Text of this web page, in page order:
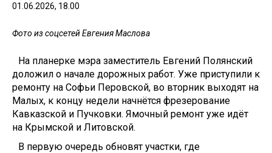
01.06.2026, 18.00
Фото из соцсетей Евгения Маслова
На планерке мэра заместитель Евгений Полянский
доложил о начале дорожных работ. Уже приступили к
ремонту на Софьи Перовской, во вторник выходят на
Малых, к концу недели начнётся фрезерование
Кавказской и Пучковки. Ямочный ремонт уже идёт
на Крымской и Литовской.
В первую очередь обновят участки, где